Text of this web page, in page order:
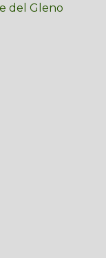
del Gleno